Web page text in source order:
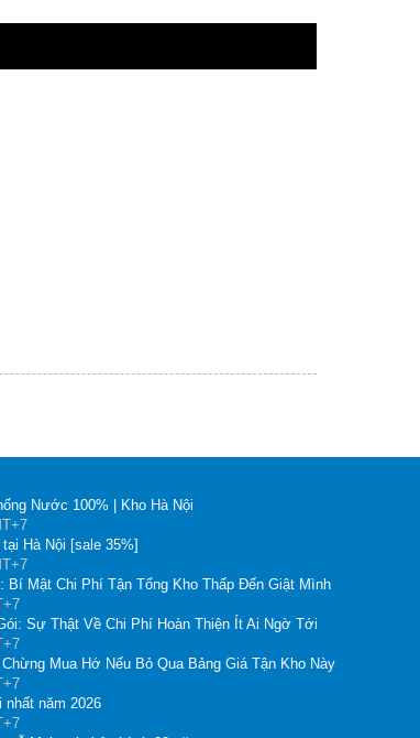
Nước 100% | Kho Hà Nội
Hà Nội [sale 35%]
Bí Mật Chi Phí Tận Tổng Kho Thấp Đến Giật Mình
Sự Thật Về Chi Phí Hoàn Thiện Ít Ai Ngờ Tới
Mua Hớ Nếu Bỏ Qua Bảng Giá Tận Kho Này
nhất năm 2026